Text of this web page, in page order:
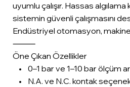
uyumlu çalışır. Hassas
sistemin güvenli çalışmasını
Endüstriyel otomasyon,
⸻
Öne Çıkan Özellikler
• 0–1 bar ve 1–10 bar ölçüm
• N.A. ve N.C. kontak